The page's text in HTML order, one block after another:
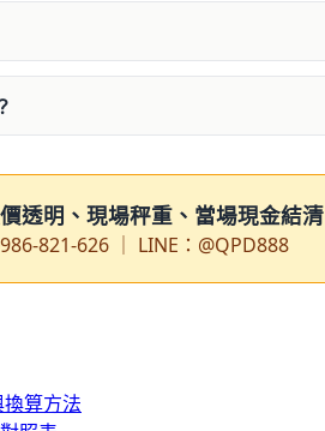
透明、現場秤重、當場現金結清
821-626 ｜ LINE：@QPD888
算方法